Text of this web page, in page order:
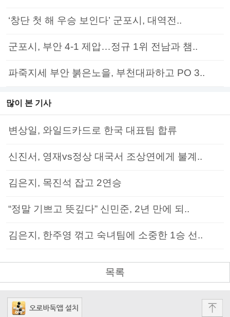
‘창단 첫 해 우승 보인다’ 군포시, 대역전..
군포시, 부안 4-1 제압…정규 1위 전남과 챔..
파죽지세 부안 붉은노을, 부천대파하고 PO 3..
많이 본 기사
변상일, 와일드카드로 한국 대표팀 합류
신진서, 영재vs정상 대국서 조상연에게 불계..
김은지, 목진석 잡고 2연승
“정말 기쁘고 뜻깊다” 신민준, 2년 만에 되..
김은지, 한주영 꺾고 숙녀팀에 소중한 1승 선..
목록